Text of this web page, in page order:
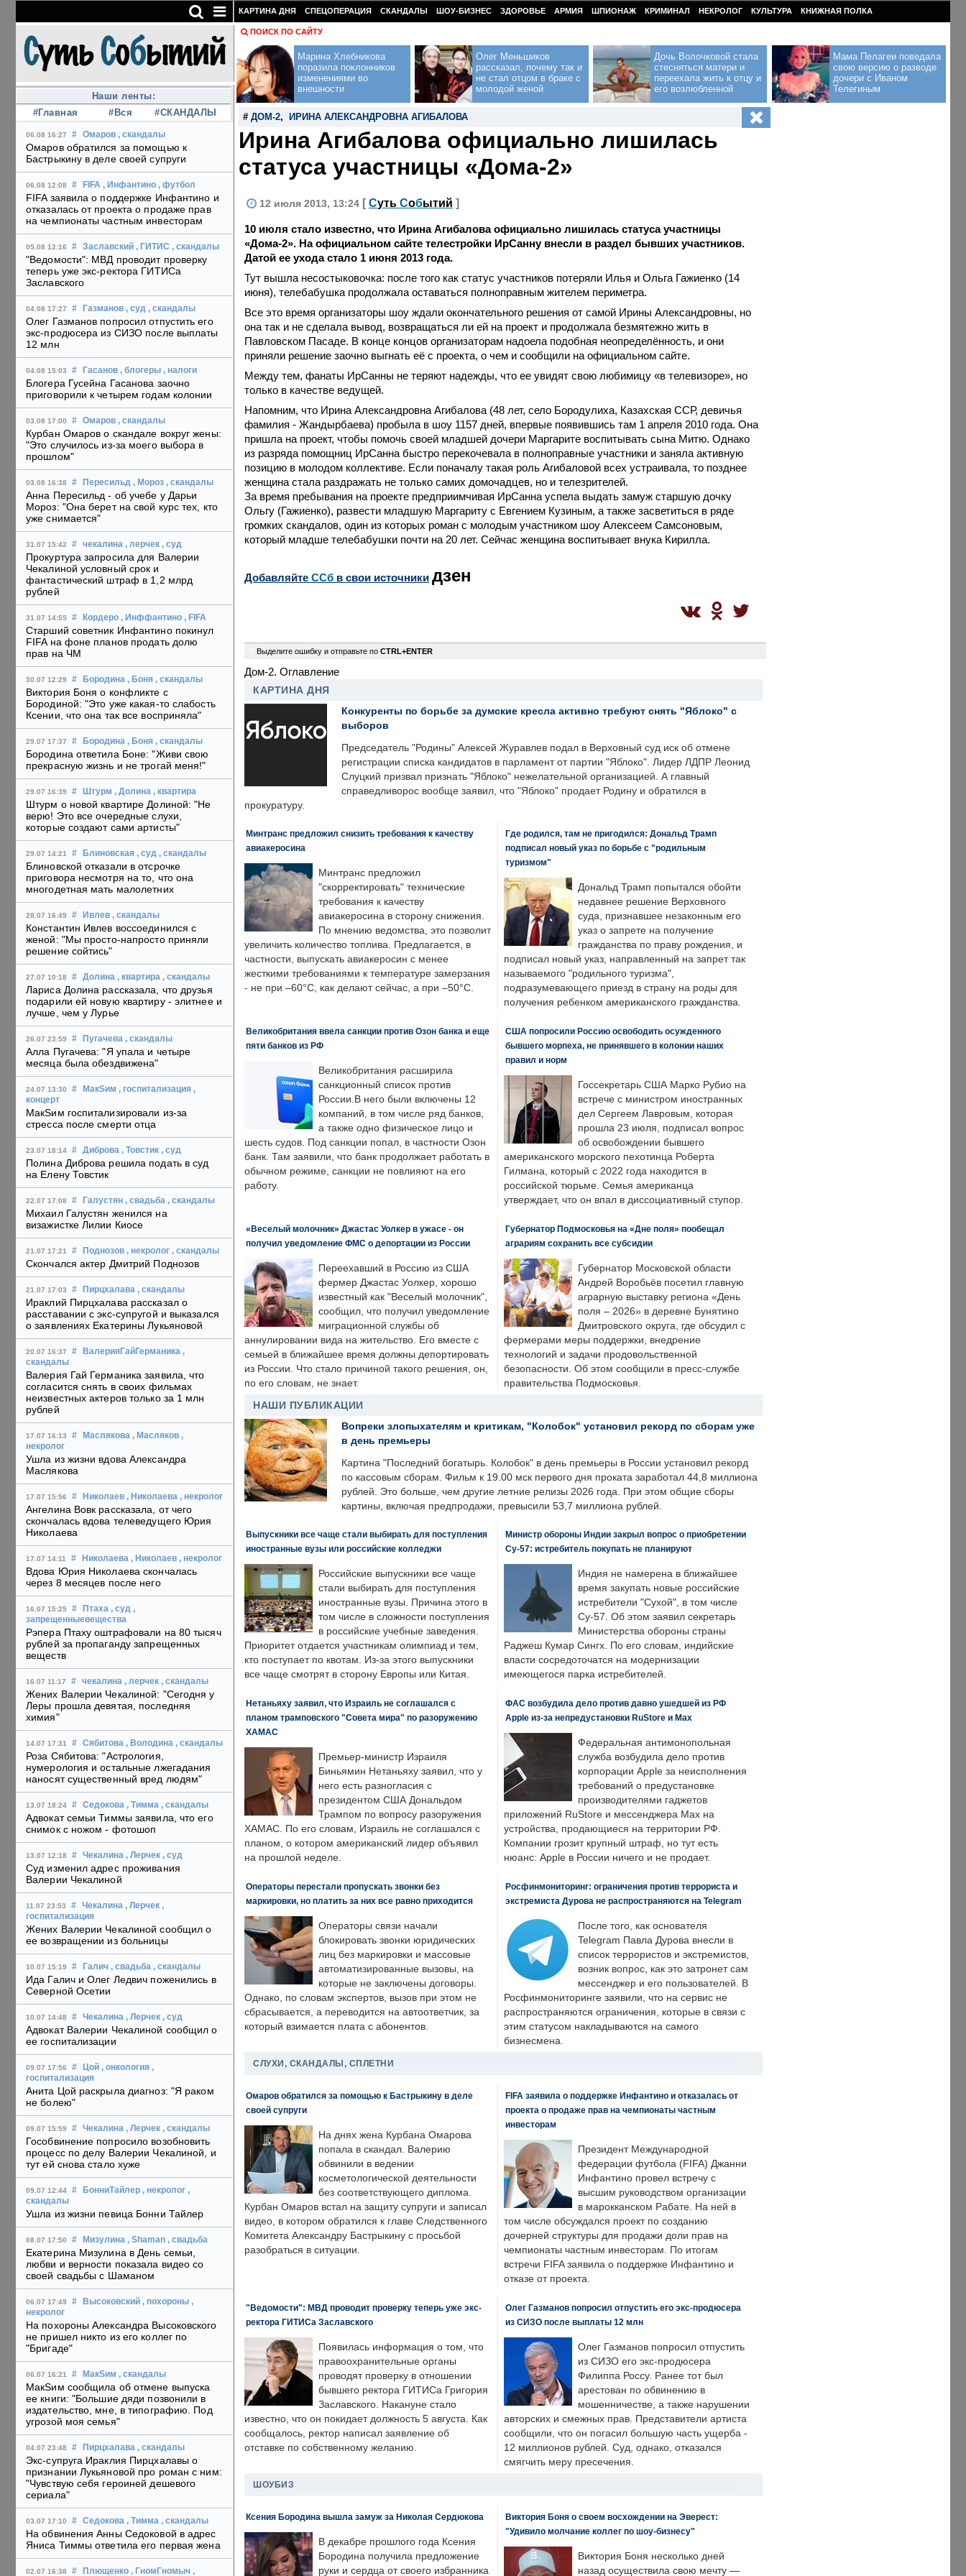
Наши ленты:
#Главная
#Вся #СКАНДАЛЫ
06.08 16:27 # Омаров , скандалы
Омаров обратился за помощью к
Бастрыкину в деле своей супруги
06.08 12:08 # FIFA , Инфантино , футбол
FIFA заявила о поддержке Инфантино и
отказалась от проекта о продаже прав
на чемпионаты частным инвесторам
05.08 12:16 # Заславский , ГИТИС , скандалы
"Ведомости": МВД проводит проверку
теперь уже экс-ректора ГИТИСа
Заславского
04.08 17:27 # Газманов , суд , скандалы
Олег Газманов попросил отпустить его
экс-продюсера из СИЗО после выплаты
12 млн
04.08 15:03 # Гасанов , блогеры , налоги
Блогера Гусейна Гасанова заочно
приговорили к четырем годам колонии
03.08 17:00 # Омаров , скандалы
Курбан Омаров о скандале вокруг жены:
"Это случилось из-за моего выбора в
прошлом"
03.08 16:38 # Пересильд , Мороз , скандалы
Анна Пересильд - об учебе у Дарьи
Мороз: "Она берет на свой курс тех, кто
уже снимается"
31.07 15:42 # чекалина , лерчек , суд
Прокуртура запросила для Валерии
Чекалиной условный срок и
фантастический штраф в 1,2 млрд
рублей
31.07 14:55 # Кордеро , Инффантино , FIFA
Старший советник Инфантино покинул
FIFA на фоне планов продать долю
прав на ЧМ
30.07 12:29 # Бородина , Боня , скандалы
Виктория Боня о конфликте с
Бородиной: "Это уже какая-то слабость
Ксении, что она так все восприняла"
29.07 17:37 # Бородина , Боня , скандалы
Бородина ответила Боне: "Живи свою
прекрасную жизнь и не трогай меня!"
29.07 16:39 # Штурм , Долина , квартира
Штурм о новой квартире Долиной: "Не
верю! Это все очередные слухи,
которые создают сами артисты"
29.07 14:21 # Блиновская , суд , скандалы
Блиновской отказали в отсрочке
приговора несмотря на то, что она
многодетная мать малолетних
28.07 16:49 # Ивлев , скандалы
Константин Ивлев воссоединился с
женой: "Мы просто-напросто приняли
решение сойтись"
27.07 10:18 # Долина , квартира , скандалы
Лариса Долина рассказала, что друзья
подарили ей новую квартиру - элитнее и
лучше, чем у Лурье
26.07 23:59 # Пугачева , скандалы
Алла Пугачева: "Я упала и четыре
месяца была обездвижена"
24.07 13:30 # МакSим , госпитализация ,
концерт
МакSим госпитализировали из-за
стресса после смерти отца
23.07 18:14 # Диброва , Товстик , суд
Полина Диброва решила подать в суд
на Елену Товстик
22.07 17:08 # Галустян , свадьба , скандалы
Михаил Галустян женился на
визажистке Лилии Киосе
21.07 17:21 # Поднозов , некролог , скандалы
Скончался актер Дмитрий Поднозов
21.07 17:03 # Пирцхалава , скандалы
Ираклий Пирцхалава рассказал о
расставании с экс-супругой и выказался
о заявлениях Екатерины Лукьяновой
20.07 16:37 # ВалерияГайГерманика ,
скандалы
Валерия Гай Германика заявила, что
согласится снять в своих фильмах
неизвестных актеров только за 1 млн
рублей
17.07 16:13 # Маслякова , Масляков ,
некролог
Ушла из жизни вдова Александра
Маслякова
17.07 15:56 # Николаев , Николаева , некролог
Ангелина Вовк рассказала, от чего
скончалась вдова телеведущего Юрия
Николаева
17.07 14:11 # Николаева , Николаев , некролог
Вдова Юрия Николаева скончалась
через 8 месяцев после него
16.07 15:25 # Птаха , суд ,
запрещенныевещества
Рэпера Птаху оштрафовали на 80 тысяч
рублей за пропаганду запрещенных
веществ
16.07 11:17 # чекалина , лерчек , скандалы
Жених Валерии Чекалиной: "Сегодня у
Леры прошла девятая, последняя
химия"
14.07 17:31 # Сябитова , Володина , скандалы
Роза Сябитова: "Астрология,
нумерология и остальные лжегадания
наносят существенный вред людям"
13.07 18:24 # Седокова , Тимма , скандалы
Адвокат семьи Тиммы заявила, что его
снимок с ножом - фотошоп
13.07 12:18 # Чекалина , Лерчек , суд
Суд изменил адрес проживания
Валерии Чекалиной
11.07 23:53 # Чекалина , Лерчек ,
госпитализация
Жених Валерии Чекалиной сообщил о
ее возвращении из больницы
10.07 15:19 # Галич , свадьба , скандалы
Ида Галич и Олег Ледвич поженились в
Северной Осетии
10.07 14:48 # Чекалина , Лерчек , суд
Адвокат Валерии Чекалиной сообщил о
ее госпитализации
09.07 17:56 # Цой , онкология ,
госпитализация
Анита Цой раскрыла диагноз: "Я раком
не болею"
09.07 15:59 # Чекалина , Лерчек , скандалы
Гособвинение попросило возобновить
процесс по делу Валерии Чекалиной, и
тут ей снова стало хуже
09.07 12:44 # БонниТайлер , некролог ,
скандалы
Ушла из жизни певица Бонни Тайлер
08.07 17:50 # Мизулина , Shaman , свадьба
Екатерина Мизулина в День семьи,
любви и верности показала видео со
своей свадьбы с Шаманом
06.07 17:49 # Высоковский , похороны ,
некролог
На похороны Александра Высоковского
не пришел никто из его коллег по
"Бригаде"
06.07 16:21 # МакSим , скандалы
МакSим сообщила об отмене выпуска
ее книги: "Большие дяди позвонили в
издательство, мне, в типографию. Под
угрозой моя семья"
04.07 23:48 # Пирцхалава , скандалы
Экс-супруга Ираклия Пирцхалавы о
признании Лукьяновой про роман с ним:
"Чувствую себя героиней дешевого
сериала"
03.07 17:10 # Седокова , Тимма , скандалы
На обвинения Анны Седоковой в адрес
Яниса Тиммы ответила его первая жена
02.07 16:38 # Плющенко , ГномГномыч ,
КАРТИНА ДНЯ СПЕЦОПЕРАЦИЯ СКАНДАЛЫ ШОУ-БИЗНЕС ЗДОРОВЬЕ АРМИЯ ШПИОНАЖ КРИМИНАЛ НЕКРОЛОГ КУЛЬТУРА КНИЖНАЯ ПОЛКА
ПОИСК ПО САЙТУ
Марина Хлебникова
поразила поклонников
изменениями во
внешности
Олег Меньшиков
рассказал, почему так и
не стал отцом в браке с
молодой женой
Дочь Волочковой стала
стесняться матери и
переехала жить к отцу и
его возлюбленной
Мама Пелагеи поведала
свою версию о разводе
дочери с Иваном
Телегиным
# ДОМ-2, ИРИНА АЛЕКСАНДРОВНА АГИБАЛОВА
Ирина Агибалова официально лишилась
статуса участницы «Дома-2»
12 июля 2013, 13:24 [ Суть Событий ]
10 июля стало известно, что Ирина Агибалова официально лишилась статуса участницы
«Дома-2». На официальном сайте телестройки ИрСанну внесли в раздел бывших участников.
Датой ее ухода стало 1 июня 2013 года.
Тут вышла несостыковочка: после того как статус участников потеряли Илья и Ольга Гажиенко (14
июня), телебабушка продолжала оставаться полноправным жителем периметра.
Все это время организаторы шоу ждали окончательного решения от самой Ирины Александровны, но
она так и не сделала вывод, возвращаться ли ей на проект и продолжала безмятежно жить в
Павловском Пасаде. В конце концов организаторам надоела подобная неопределённость, и они
приняли решение заочно выгнать её с проекта, о чем и сообщили на официальном сайте.
Между тем, фанаты ИрСанны не теряют надежды, что ее увидят свою любимицу «в телевизоре», но
только в качестве ведущей.
Напомним, что Ирина Александровна Агибалова (48 лет, село Бородулиха, Казахская ССР, девичья
фамилия - Жандырбаева) пробыла в шоу 1157 дней, впервые появившись там 1 апреля 2010 года. Она
пришла на проект, чтобы помочь своей младшей дочери Маргарите воспитывать сына Митю. Однако
из разряда помощниц ИрСанна быстро перекочевала в полноправные участники и заняла активную
позицию в молодом коллективе. Если поначалу такая роль Агибаловой всех устраивала, то позднее
женщина стала раздражать не только самих домочадцев, но и телезрителей.
За время пребывания на проекте предприимчивая ИрСанна успела выдать замуж старшую дочку
Ольгу (Гажиенко), развести младшую Маргариту с Евгением Кузиным, а также засветиться в ряде
громких скандалов, один из которых роман с молодым участником шоу Алексеем Самсоновым,
который младше телебабушки почти на 20 лет. Сейчас женщина воспитывает внука Кирилла.
Добавляйте CСб в свои источники дзен
Выделите ошибку и отправьте по CTRL+ENTER
Дом-2. Оглавление
КАРТИНА ДНЯ
Конкуренты по борьбе за думские кресла активно требуют снять "Яблоко" с
выборов
Председатель "Родины" Алексей Журавлев подал в Верховный суд иск об отмене
регистрации списка кандидатов в парламент от партии "Яблоко". Лидер ЛДПР Леонид
Слуцкий призвал признать "Яблоко" нежелательной организацией. А главный
справедливорос вообще заявил, что "Яблоко" продает Родину и обратился в
прокуратуру.
Минтранс предложил снизить требования к качеству
авиакеросина
Минтранс предложил
"скорректировать" технические
требования к качеству
авиакеросина в сторону снижения.
По мнению ведомства, это позволит
увеличить количество топлива. Предлагается, в
частности, выпускать авиакеросин с менее
жесткими требованиями к температуре замерзания
- не при –60°C, как делают сейчас, а при –50°C.
Где родился, там не пригодился: Дональд Трамп
подписал новый указ по борьбе с "родильным
туризмом"
Дональд Трамп попытался обойти
недавнее решение Верховного
суда, признавшее незаконным его
указ о запрете на получение
гражданства по праву рождения, и
подписал новый указ, направленный на запрет так
называемого "родильного туризма",
подразумевающего приезд в страну на роды для
получения ребенком американского гражданства.
Великобритания ввела санкции против Озон банка и еще
пяти банков из РФ
Великобритания расширила
санкционный список против
России.В него были включены 12
компаний, в том числе ряд банков,
а также одно физическое лицо и
шесть судов. Под санкции попал, в частности Озон
банк. Там заявили, что банк продолжает работать в
обычном режиме, санкции не повлияют на его
работу.
США попросили Россию освободить осужденного
бывшего морпеха, не принявшего в колонии наших
правил и норм
Госсекретарь США Марко Рубио на
встрече с министром иностранных
дел Сергеем Лавровым, которая
прошла 23 июля, подписал вопрос
об освобождении бывшего
американского морского пехотинца Роберта
Гилмана, который с 2022 года находится в
российской тюрьме. Семья американца
утверждает, что он впал в диссоциативный ступор.
«Веселый молочник» Джастас Уолкер в ужасе - он
получил уведомление ФМС о депортации из России
Переехавший в Россию из США
фермер Джастас Уолкер, хорошо
известный как "Веселый молочник",
сообщил, что получил уведомление
миграционной службы об
аннулировании вида на жительство. Его вместе с
семьей в ближайшее время должны депортировать
из России. Что стало причиной такого решения, он,
по его словам, не знает.
Губернатор Подмосковья на «Дне поля» пообещал
аграриям сохранить все субсидии
Губернатор Московской области
Андрей Воробьёв посетил главную
аграрную выставку региона «День
поля – 2026» в деревне Бунятино
Дмитровского округа, где обсудил с
фермерами меры поддержки, внедрение
технологий и задачи продовольственной
безопасности. Об этом сообщили в пресс-службе
правительства Подмосковья.
НАШИ ПУБЛИКАЦИИ
Вопреки злопыхателям и критикам, "Колобок" установил рекорд по сборам уже
в день премьеры
Картина "Последний богатырь. Колобок" в день премьеры в России установил рекорд
по кассовым сборам. Фильм к 19.00 мск первого дня проката заработал 44,8 миллиона
рублей. Это больше, чем другие летние релизы 2026 года. При этом общие сборы
картины, включая предпродажи, превысили 53,7 миллиона рублей.
Выпускники все чаще стали выбирать для поступления
иностранные вузы или российские колледжи
Российские выпускники все чаще
стали выбирать для поступления
иностранные вузы. Причина этого в
том числе в сложности поступления
в российские учебные заведения.
Приоритет отдается участникам олимпиад и тем,
кто поступает по квотам. Из-за этого выпускники
все чаще смотрят в сторону Европы или Китая.
Министр обороны Индии закрыл вопрос о приобретении
Су-57: истребитель покупать не планируют
Индия не намерена в ближайшее
время закупать новые российские
истребители "Сухой", в том числе
Су-57. Об этом заявил секретарь
Министерства обороны страны
Раджеш Кумар Сингх. По его словам, индийские
власти сосредоточатся на модернизации
имеющегося парка истребителей.
Нетаньяху заявил, что Израиль не соглашался с
планом трамповского "Совета мира" по разоружению
ХАМАС
Премьер-министр Израиля
Биньямин Нетаньяху заявил, что у
него есть разногласия с
президентом США Дональдом
Трампом по вопросу разоружения
ХАМАС. По его словам, Израиль не соглашался с
планом, о котором американский лидер объявил
на прошлой неделе.
ФАС возбудила дело против давно ушедшей из РФ
Apple из-за непредустановки RuStore и Max
Федеральная антимонопольная
служба возбудила дело против
корпорации Apple за неисполнения
требований о предустановке
производителями гаджетов
приложений RuStore и мессенджера Max на
устройства, продающиеся на территории РФ.
Компании грозит крупный штраф, но тут есть
нюанс: Apple в России ничего и не продает.
Операторы перестали пропускать звонки без
маркировки, но платить за них все равно приходится
Операторы связи начали
блокировать звонки юридических
лиц без маркировки и массовые
автоматизированные вызовы, на
которые не заключены договоры.
Однако, по словам экспертов, вызов при этом не
сбрасывается, а переводится на автоответчик, за
который взимается плата с абонентов.
Росфинмониторинг: ограничения против террориста и
экстремиста Дурова не распространяются на Telegram
После того, как основателя
Telegram Павла Дурова внесли в
список террористов и экстремистов,
возник вопрос, как это затронет сам
мессенджер и его пользователей. В
Росфинмониторинге заявили, что на сервис не
распространяются ограничения, которые в связи с
этим статусом накладываются на самого
бизнесмена.
СЛУХИ, СКАНДАЛЫ, СПЛЕТНИ
Омаров обратился за помощью к Бастрыкину в деле
своей супруги
На днях жена Курбана Омарова
попала в скандал. Валерию
обвинили в ведении
косметологической деятельности
без соответствующего диплома.
Курбан Омаров встал на защиту супруги и записал
видео, в котором обратился к главе Следственного
Комитета Александру Бастрыкину с просьбой
разобраться в ситуации.
FIFA заявила о поддержке Инфантино и отказалась от
проекта о продаже прав на чемпионаты частным
инвесторам
Президент Международной
федерации футбола (FIFA) Джанни
Инфантино провел встречу с
высшим руководством организации
в марокканском Рабате. На ней в
том числе обсуждался проект по созданию
дочерней структуры для продажи доли прав на
чемпионаты частным инвесторам. По итогам
встречи FIFA заявила о поддержке Инфантино и
отказе от проекта.
"Ведомости": МВД проводит проверку теперь уже экс-
ректора ГИТИСа Заславского
Появилась информация о том, что
правоохранительные органы
проводят проверку в отношении
бывшего ректора ГИТИСа Григория
Заславского. Накануне стало
известно, что он покидает должность 5 августа. Как
сообщалось, ректор написал заявление об
отставке по собственному желанию.
Олег Газманов попросил отпустить его экс-продюсера
из СИЗО после выплаты 12 млн
Олег Газманов попросил отпустить
из СИЗО его экс-продюсера
Филиппа Россу. Ранее тот был
арестован по обвинению в
мошенничестве, а также нарушении
авторских и смежных прав. Представители артиста
сообщили, что он погасил большую часть ущерба -
12 миллионов рублей. Суд, однако, отказался
смягчить меру пресечения.
ШОУБИЗ
Ксения Бородина вышла замуж за Николая Сердюкова
В декабре прошлого года Ксения
Бородина получила предложение
руки и сердца от своего избранника
Виктория Боня о своем восхождении на Эверест:
"Удивило молчание коллег по шоу-бизнесу"
Виктория Боня несколько дней
назад осуществила свою мечту —